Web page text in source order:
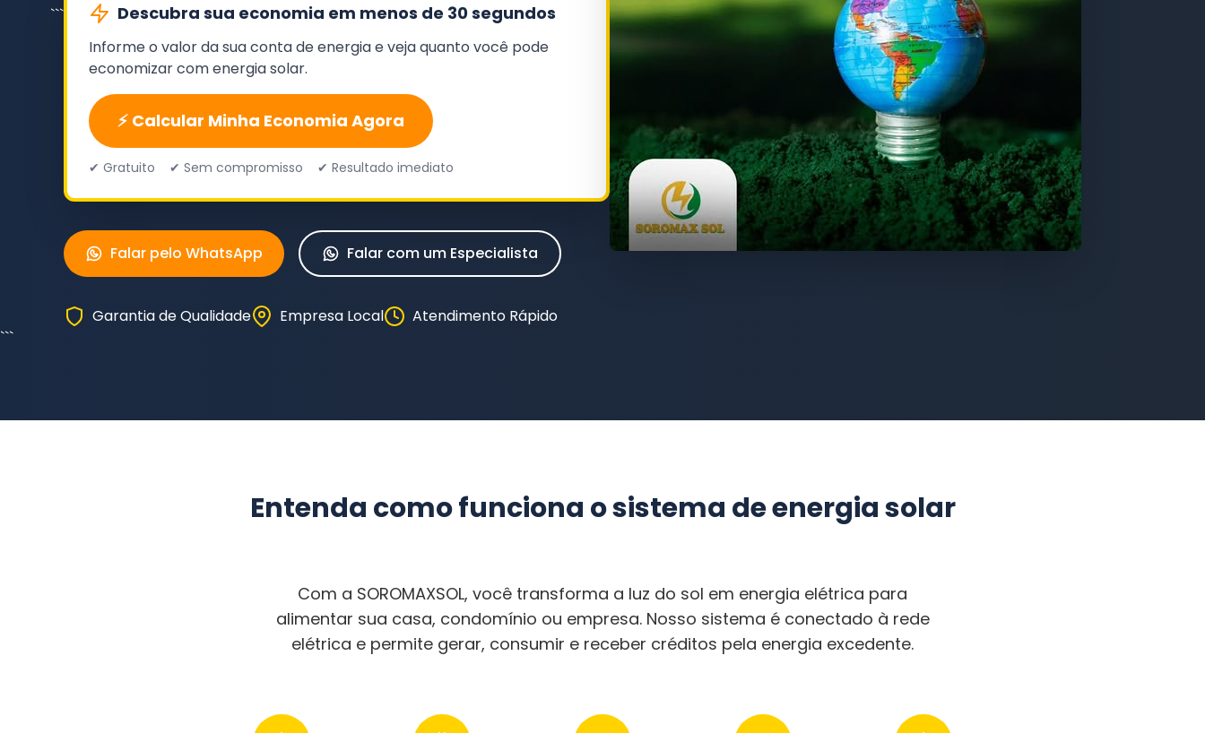
``` Descubra sua economia em menos de 30 segundos
Informe o valor da sua conta de energia e veja quanto você pode
economizar com energia solar.
⚡ Calcular Minha Economia Agora
✔ Gratuito ✔ Sem compromisso ✔ Resultado imediato
Falar pelo WhatsApp Falar com um Especialista
Garantia de Qualidade Empresa Local
Atendimento Rápido
```
Entenda como funciona o sistema de energia solar
Com a SOROMAXSOL, você transforma a luz do sol em energia elétrica para
alimentar sua casa, condomínio ou empresa. Nosso sistema é conectado à rede
elétrica e permite gerar, consumir e receber créditos pela energia excedente.